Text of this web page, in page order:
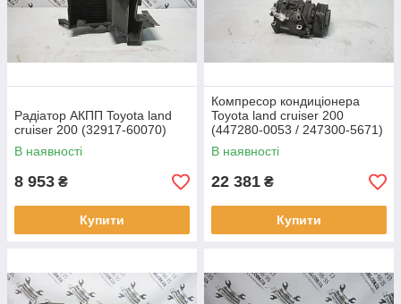
Радіатор АКПП Toyota land
cruiser 200 (32917-60070)
В наявності
8 953 ₴
Купити
Компресор кондиціонера
Toyota land cruiser 200
(447280-0053 / 247300-5671)
В наявності
22 381 ₴
Купити